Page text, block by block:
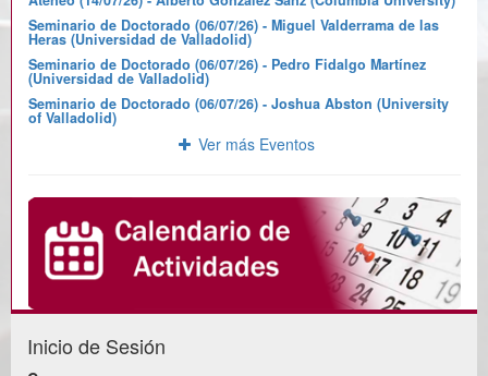
Seminario de Doctorado (06/07/26) - Miguel Valderrama de las
Heras (Universidad de Valladolid)
Seminario de Doctorado (06/07/26) - Pedro Fidalgo Martínez
(Universidad de Valladolid)
Seminario de Doctorado (06/07/26) - Joshua Abston (University
of Valladolid)
Ver más Eventos
Inicio de Sesión